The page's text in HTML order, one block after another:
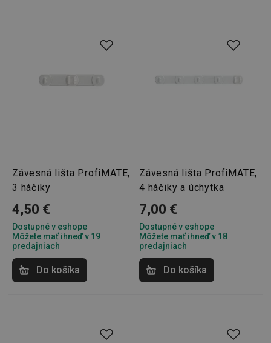
Závesná lišta ProfiMATE,
3 háčiky
4,50 €
Dostupné v eshope
Môžete mať ihneď v 19
predajniach
Do košíka
Závesná lišta ProfiMATE,
4 háčiky a úchytka
7,00 €
Dostupné v eshope
Môžete mať ihneď v 18
predajniach
Do košíka
.tescoma.cz
1 rok